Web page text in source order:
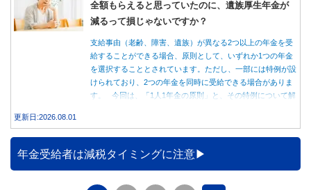
全額もらえると思っていたのに、遺族厚生年金が
減るって損じゃないですか？
支給事由（老齢、障害、遺族）が異なる2つ以上の年金を受
給することができる場合、原則として、いずれか1つの年金
を選択することとされています。ただし、一部には特例が設
けられており、2つの年金を同時に受給できる場合がありま
す。 今回は、「1人1年金の原則」と、その特例について解
更新日:2026.08.01
年金受給者は減税タイミングに注意